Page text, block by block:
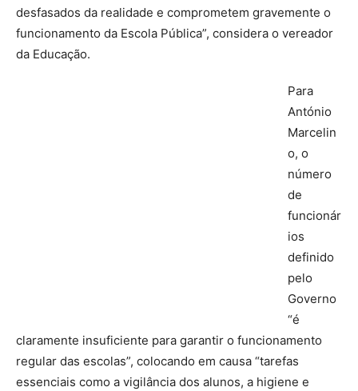
desfasados da realidade e comprometem gravemente o
funcionamento da Escola Pública”, considera o vereador
da Educação.
Para
António
Marcelin
o, o
número
de
funcionár
ios
definido
pelo
Governo
“é
claramente insuficiente para garantir o funcionamento
regular das escolas”, colocando em causa “tarefas
essenciais como a vigilância dos alunos, a higiene e